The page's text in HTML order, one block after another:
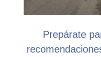
Prepárate